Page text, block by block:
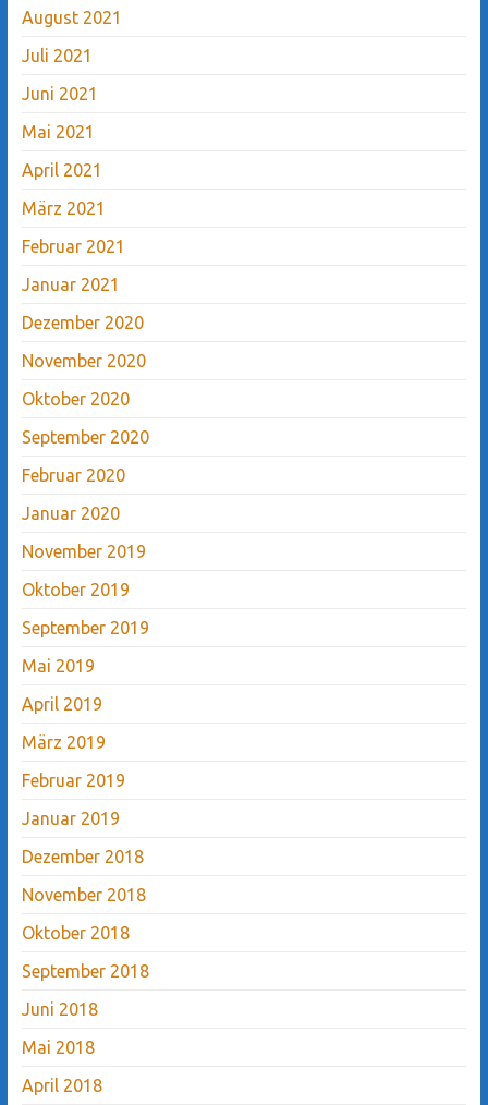
August 2021
Juli 2021
Juni 2021
Mai 2021
April 2021
März 2021
Februar 2021
Januar 2021
Dezember 2020
November 2020
Oktober 2020
September 2020
Februar 2020
Januar 2020
November 2019
Oktober 2019
September 2019
Mai 2019
April 2019
März 2019
Februar 2019
Januar 2019
Dezember 2018
November 2018
Oktober 2018
September 2018
Juni 2018
Mai 2018
April 2018